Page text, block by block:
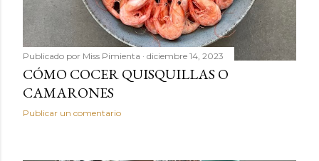
Publicado por Miss Pimienta diciembre 14, 2023
CÓMO COCER QUISQUILLAS O
CAMARONES
Publicar un comentario